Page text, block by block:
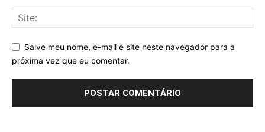
Salve meu nome, e-mail e site neste navegador para a
próxima vez que eu comentar.